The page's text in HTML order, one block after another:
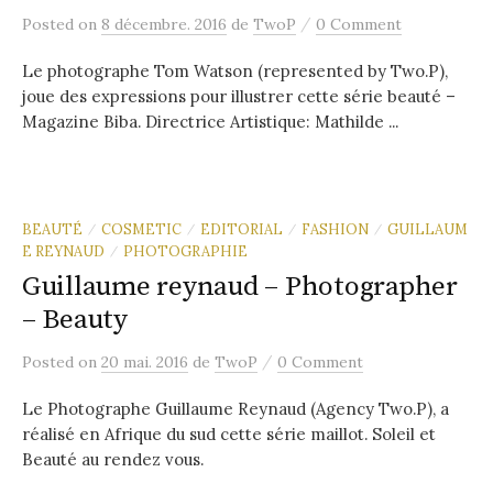
Posted on 8 décembre. 2016 de TwoP / 0 Comment
Le photographe Tom Watson (represented by Two.P),
joue des expressions pour illustrer cette série beauté –
Magazine Biba. Directrice Artistique: Mathilde ...
BEAUTÉ / COSMETIC / EDITORIAL / FASHION / GUILLAUM
E REYNAUD
/ PHOTOGRAPHIE
Guillaume reynaud – Photographer
– Beauty
Posted on 20 mai. 2016 de TwoP / 0 Comment
Le Photographe Guillaume Reynaud (Agency Two.P), a
réalisé en Afrique du sud cette série maillot. Soleil et
Beauté au rendez vous.